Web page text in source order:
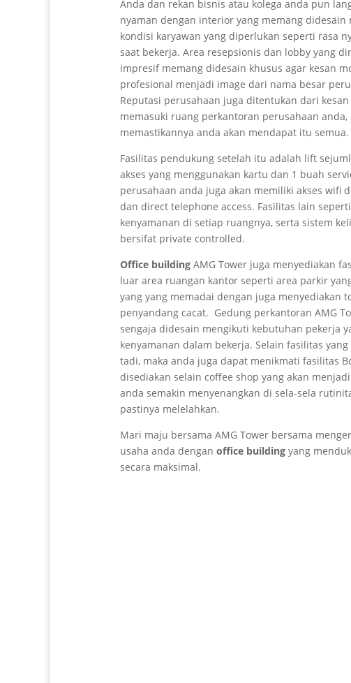
Anda dan rekan bisnis atau kolega anda pun
nyaman dengan interior yang memang didesain
kondisi karyawan yang diperlukan seperti rasa
saat bekerja. Area resepsionis dan lobby yang
impresif memang didesain khusus agar kesan
profesional menjadi image dari nama besar
Reputasi perusahaan juga ditentukan dari
memasuki ruang perkantoran perusahaan anda,
memastikannya anda akan mendapat itu semua.
Fasilitas pendukung setelah itu adalah lift
akses yang menggunakan kartu dan 1 buah
perusahaan anda juga akan memiliki akses wifi
dan direct telephone access. Fasilitas lain
kenyamanan di setiap ruangnya, serta sistem
bersifat private controlled.
Office buildingAMG Tower juga menyediakan
luar area ruangan kantor seperti area parkir
yang yang memadai dengan juga menyediakan
penyandang cacat. Gedung perkantoran AMG
sengaja didesain mengikuti kebutuhan pekerja
kenyamanan dalam bekerja. Selain fasilitas
tadi, maka anda juga dapat menikmati fasilitas
disediakan selain coffee shop yang akan
anda semakin menyenangkan di sela-sela
pastinya melelahkan.
Mari maju bersama AMG Tower bersama
usaha anda dengan office buildingyang
secara maksimal.